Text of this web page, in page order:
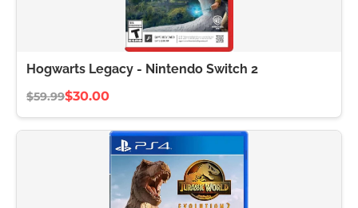
Hogwarts Legacy - Nintendo Switch 2
$59.99$30.00